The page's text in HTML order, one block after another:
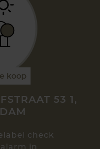
koop
53 1,
check
in